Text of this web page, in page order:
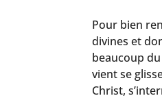
Pour bien
divines et
beaucoup
vient se
Christ,